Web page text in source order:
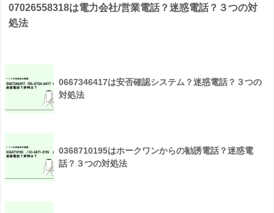
07026558318は電力会社/営業電話？迷惑電話？３つの対
処法
0667346417は安否確認システム？迷惑電話？３つの
対処法
0368710195はホークワンからの勧誘電話？迷惑電
話？３つの対処法